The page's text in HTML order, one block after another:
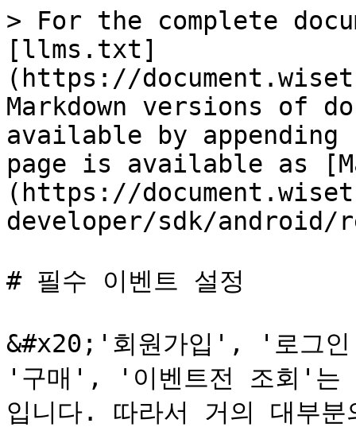
> For the complete
[llms.txt]
(https://
Markdown versions of
available by
page is available as
(https://
developer/sdk/android/
# 필수 이벤트 설정
&#x20;'회원가입', '로그
'구매', '이벤트전 조회'는
입니다. 따라서 거의 대부